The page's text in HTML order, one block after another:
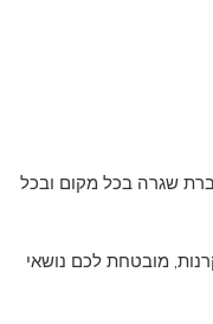
שגרה בכל מקום ובכל
מובטחת לכם נושאי